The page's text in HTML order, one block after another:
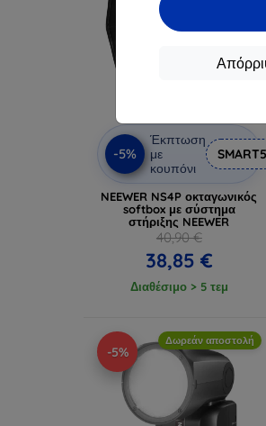
-5%
Έκπτωση
με
κουπόνι
SMART5
NEEWER NS4P οκταγωνικός
softbox με σύστημα
στήριξης NEEWER
40,90 €
38,85 €
Διαθέσιμο > 5 τεμ
-5%
Δωρεάν αποστολή